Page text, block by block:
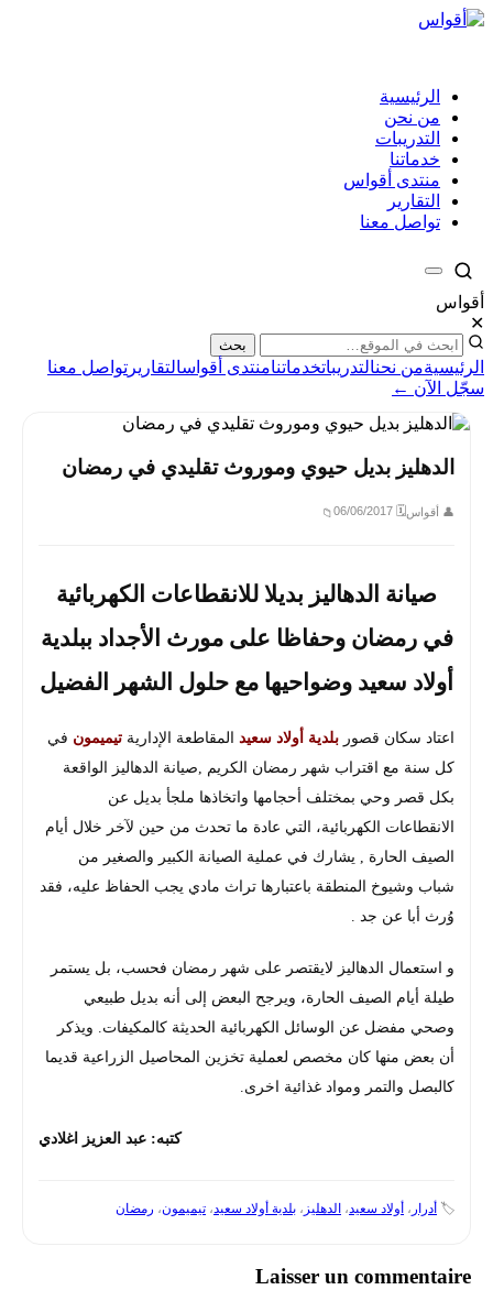
الرئيسية
من نحن
التدريبات
خدماتنا
منتدى أقواس
التقارير
تواصل معنا
أقواس
✕
بحث
الرئيسيةمن نحنالتدريباتخدماتنامنتدى أقواسالتقارير تواصل معنا
سجّل الآن ←
الدهليز بديل حيوي وموروث تقليدي في رمضان
👤 أقواس🗓 06/06/2017
📁
صيانة الدهاليز بديلا للانقطاعات الكهربائية
في رمضانوحفاظا على مورث الأجداد ببلدية
أولاد سعيد وضواحيها مع حلول الشهر الفضيل
اعتاد سكان قصور بلدية أولاد سعيد المقاطعة الإدارية تيميمون في
كل سنة مع اقتراب شهر رمضان الكريم ,صيانة الدهاليز الواقعة
بكل قصر وحي بمختلف أحجامها واتخاذها ملجأ بديل عن
الانقطاعات الكهربائية، التي عادة ما تحدث من حين لآخر خلال أيام
الصيف الحارة , يشارك في عملية الصيانة الكبير والصغير من
شباب وشيوخ المنطقة باعتبارها تراث مادي يجب الحفاظ عليه، فقد
وُرث أبا عن جد .
و استعمال الدهاليز لايقتصر على شهر رمضان فحسب، بل يستمر
طيلة أيام الصيف الحارة، ويرجح البعض إلى أنه بديل طبيعي
وصحي مفضل عن الوسائل الكهربائية الحديثة كالمكيفات. ويذكر
أن بعض منها كان مخصص لعملية تخزين المحاصيل الزراعية قديما
كالبصل والتمر ومواد غذائية اخرى.
كتبه: عبد العزيز اغلادي
🏷️ أدرار ، أولاد سعيد ، الدهليز ، بلدية أولاد سعيد ، تيميمون، رمضان
Laisser un commentaire